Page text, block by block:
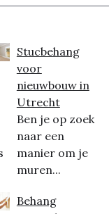
Stucbehang
voor
nieuwbouw in
Utrecht
Ben je op zoek
naar een
manier om je
muren...
Behang